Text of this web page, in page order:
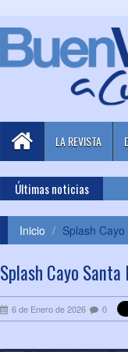
LA REVISTA
Últimas noticias
Inicio Splash
Splash Cayo
6 de Enero de 2026 0